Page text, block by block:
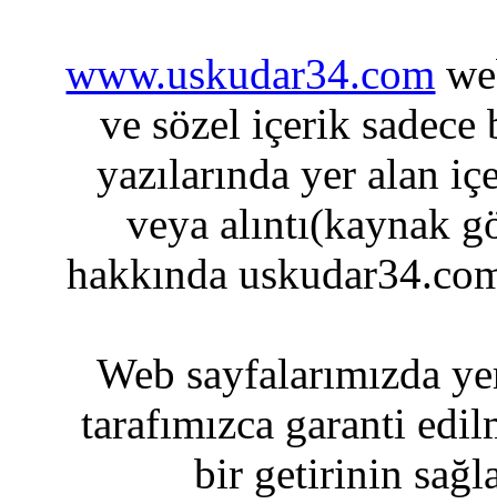
www.uskudar34.com
ve sözel içerik sadece
yazılarında yer alan
veya alıntı(kaynak
hakkında
Web sayfalarımızda
tarafımızca garanti
bir getirinin